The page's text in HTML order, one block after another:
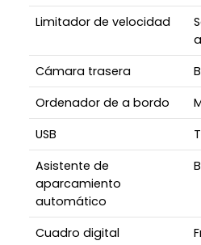
Limitador de velocidad
Cámara trasera
Ordenador de a bordo
USB
Asistente de
aparcamiento
automático
Cuadro digital